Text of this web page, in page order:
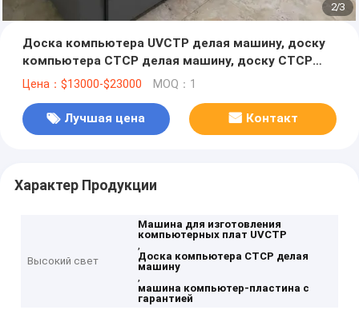
2/3
Доска компьютера UVCTP делая машину, доску
компьютера CTCP делая машину, доску CTCP
делая машину,
Цена：$13000-$23000 MOQ：1
Лучшая цена Контакт
Характер Продукции
Высокий свет
Машина для изготовления
компьютерных плат UVCTP
,
Доска компьютера CTCP делая
машину
,
машина компьютер-пластина с
гарантией